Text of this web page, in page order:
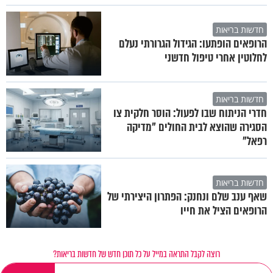
חדשות בריאות
הרופאים הופתעו: הגידול הגרורתי נעלם
לחלוטין אחרי טיפול חדשני
חדשות בריאות
חדרי הניתוח שבו לפעול: הוסר חלקית צו
הסגירה שהוצא לבית החולים "מדיקה
רפאל"
חדשות בריאות
שאף ענב שלם ונחנק: הפתרון היצירתי של
הרופאים הציל את חייו
רוצה לקבל התראה במייל על כל תוכן חדש של חדשות בריאות?